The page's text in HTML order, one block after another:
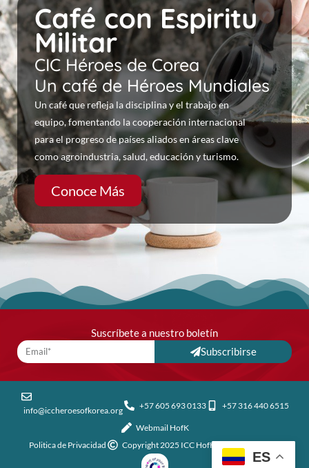
Café con Espiritu
Militar
CIC Héroes de Corea
Un café de Héroes Mundiales
Un café que refleja la disciplina y el trabajo en
equipo, fomentando la cooperación internacional
para el progreso de países aliados en áreas clave
como agroindustria, salud, educación y turismo.
Conoce Más
Suscríbete a nuestro boletín
Subscribirse
info@iccheroesofkorea.org +57 605 693 0133 +57 316 440 6515
Webmail HofK
Politica de Privacidad
Copyright 2025 ICC HofK all rights reserved
ES